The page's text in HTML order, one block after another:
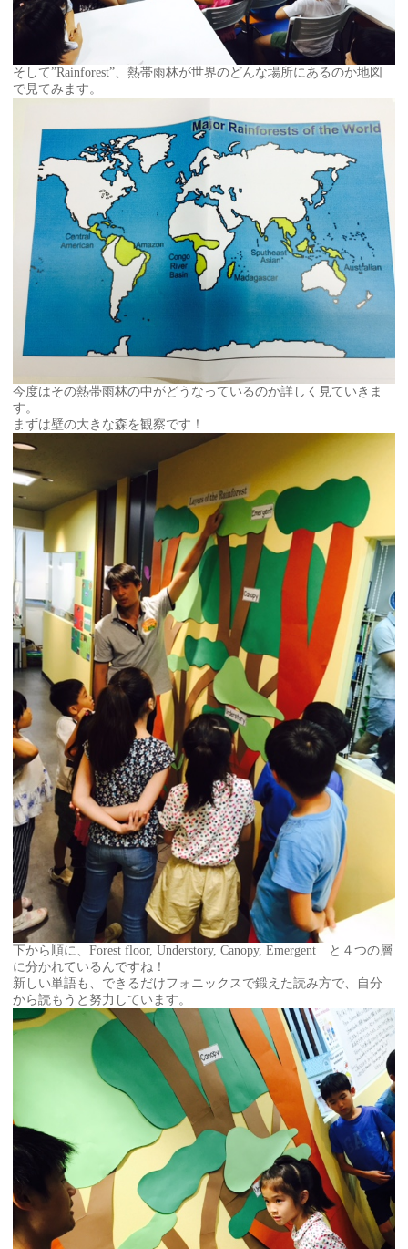
そして”Rainforest”、熱帯雨林が世界のどんな場所にあるのか地図
で見てみます。
今度はその熱帯雨林の中がどうなっているのか詳しく見ていきま
す。
まずは壁の大きな森を観察です！
下から順に、Forest floor, Understory, Canopy, Emergent と４つの層
に分かれているんですね！
新しい単語も、できるだけフォニックスで鍛えた読み方で、自分
から読もうと努力しています。